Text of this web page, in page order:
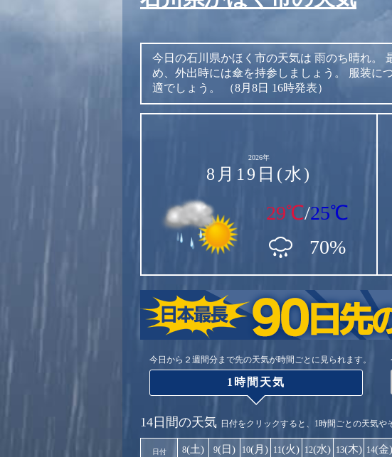
今日の石川県かほく市の天気は 雨のち晴れ。
め、外出時には傘を持参しましょう。
服装に
適でしょう。
（8月8日 16時発表）
2026年
8月19日(水)
29℃/25℃
70%
今日から２週間分まで先の天気が時間ごとに見られます。
1時間天気
14日間の天気 日付をクリックすると、1時間ごとの天気や
日付 8(土) 9(日) 10(月) 11(火) 12(水) 13(木) 14(金)